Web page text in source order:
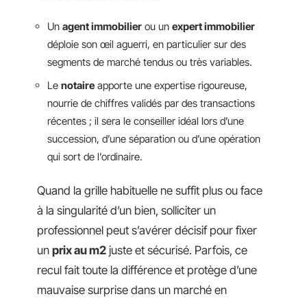
Un agent immobilier ou un expert immobilier
déploie son œil aguerri, en particulier sur des
segments de marché tendus ou très variables.
Le notaire apporte une expertise rigoureuse,
nourrie de chiffres validés par des transactions
récentes ; il sera le conseiller idéal lors d’une
succession, d’une séparation ou d’une opération
qui sort de l’ordinaire.
Quand la grille habituelle ne suffit plus ou face
à la singularité d’un bien, solliciter un
professionnel peut s’avérer décisif pour fixer
un prix au m2 juste et sécurisé. Parfois, ce
recul fait toute la différence et protège d’une
mauvaise surprise dans un marché en